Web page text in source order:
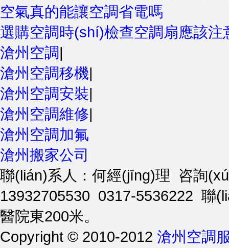
空氣真的能讓空調省電嗎
選購空調時(shí)檢查空調扇應該注
滄州空調|
滄州空調移機|
滄州空調安裝|
滄州空調維修|
滄州空調加氟
滄州搬家公司
聯(lián)系人：何經(jīng)理 咨詢
13932705530 0317-5536222 聯
醫院東200米。
Copyright © 2010-2012 滄州空調